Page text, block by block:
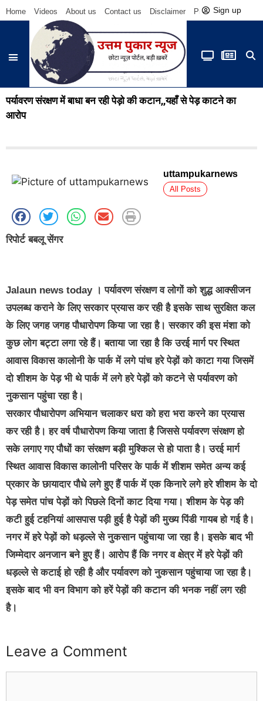
Home Videos About us Contact us Disclaimer Privacy Policy
Sign up
पर्यावरण संरक्षण में बाधा बन रही पेड़ो की कटान,,यहाँ से पेड़ काटने का
आरोप
uttampukarnews
All Posts
रिपोर्ट बबलू सेंगर
Jalaun news today। पर्यावरण संरक्षण व लोगों को शुद्ध आक्सीजन
उपलब्ध कराने के लिए सरकार प्रयास कर रही है इसके साथ सुरक्षित कल
के लिए जगह जगह पौधारोपण किया जा रहा है। सरकार की इस मंशा को
कुछ लोग बट्टा लगा रहे हैं। बताया जा रहा है कि उरई मार्ग पर स्थित
आवास विकास कालोनी के पार्क में लगे पांच हरे पेड़ों को काटा गया जिसमें
दो शीशम के पेड़ भी थे पार्क में लगे हरे पेड़ों को कटने से पर्यावरण को
नुकसान पहुंचा रहा है।
सरकार पौधारोपण अभियान चलाकर धरा को हरा भरा करने का प्रयास
कर रही है। हर वर्ष पौधारोपण किया जाता है जिससे पर्यावरण संरक्षण हो
सके लगाए गए पौधों का संरक्षण बड़ी मुश्किल से हो पाता है। उरई मार्ग
स्थित आवास विकास कालोनी परिसर के पार्क में शीशम समेत अन्य कई
प्रकार के छायादार पौधे लगे हुए हैं पार्क में एक किनारे लगे हरे शीशम के दो
पेड़ समेत पांच पेड़ों को पिछले दिनों काट दिया गया। शीशम के पेड़ की
कटी हुई टहनियां आसपास पड़ी हुई है पेड़ों की मुख्य पिंडी गायब हो गई है।
नगर में हरे पेड़ों को धड़ल्ले से नुकसान पहुंचाया जा रहा है। इसके बाद भी
जिम्मेदार अनजान बने हुए हैं। आरोप हैं कि नगर व क्षेत्र में हरे पेड़ों की
धड़ल्ले से कटाई हो रही है और पर्यावरण को नुकसान पहुंचाया जा रहा है।
इसके बाद भी वन विभाग को हरें पेड़ों की कटान की भनक नहीं लग रही
है।
Leave a Comment